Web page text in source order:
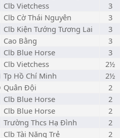
Clb Vietchess 3
Clb Cờ Thái Nguyên 3
Clb Kiện Tướng Tương Lai 3
Cao Bằng 3
Clb Blue Horse 3
Clb Vietchess 2½
Tp Hồ Chí Minh 2½
Quân Đội 2
Clb Blue Horse 2
Clb Blue Horse 2
Trường Thcs Hạ Đình 2
Clb Tài Năng Trẻ 2